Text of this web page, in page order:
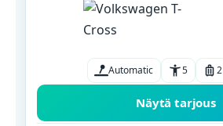
Automatic 5 2
Näytä tarjous